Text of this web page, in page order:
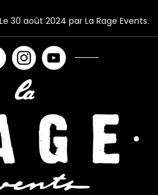
Le 30 août 2024 par La Rage Events.